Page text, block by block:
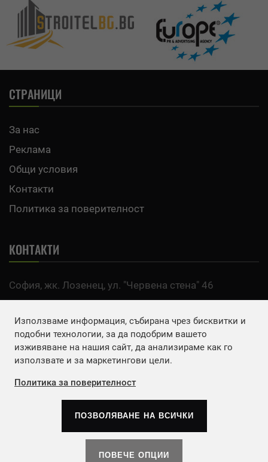
СТРАНИЦИ
За нас
Реклама
Общи условия
Контакти
Политика за поверителност
КОНТАКТИ
София, жк. Лозенец, ул. "Червена стена" 46
Email: office@agro.bg
FACEBOOK
Copyrights © 2026Агенция Европа ЕООД
права запазени.
Използваме информация, събирана чрез бисквитки и
подобни технологии, за да подобрим вашето
изживяване на нашия сайт, да анализираме как го
използвате и за маркетингови цели.
Политика за поверителност
ПОЗВОЛЯВАНЕ НА ВСИЧКИ
ПОВЕЧЕ ОПЦИИ